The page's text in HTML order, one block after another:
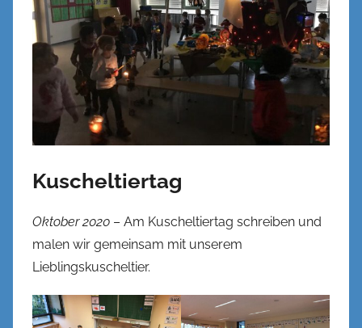
Kuscheltiertag
Oktober 2020 – Am Kuscheltiertag schreiben und
malen wir gemeinsam mit unserem
Lieblingskuscheltier.